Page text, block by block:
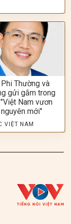
Thường và
gửi gắm trong
Nam vươn
mới"
VIỆT NAM